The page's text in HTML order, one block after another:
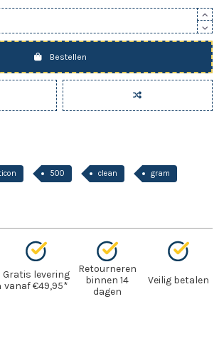
Bestellen
500 clean gram
Gratis levering
vanaf €49,95*
Retourneren
binnen 14
dagen
Veilig betalen